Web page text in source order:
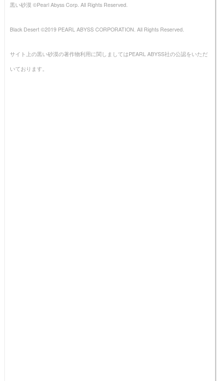
黒い砂漠 ©Pearl Abyss Corp. All Rights Reserved.
Black Desert ©2019 PEARL ABYSS CORPORATION. All Rights Reserved.
サイト上の黒い砂漠の著作物利用に関しましてはPEARL ABYSS社の公認をいただ
いております。